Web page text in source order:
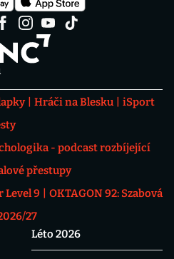
Hráči na Blesku
iSport
- podcast rozbíjející
přestupy
Level 9
OKTAGON 92: Szabová
27
Léto 2026